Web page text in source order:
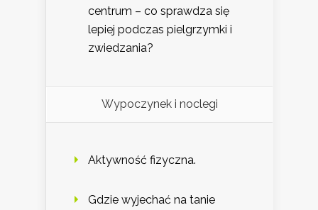
centrum – co sprawdza się
lepiej podczas pielgrzymki i
zwiedzania?
Wypoczynek i noclegi
Aktywność fizyczna.
Gdzie wyjechać na tanie